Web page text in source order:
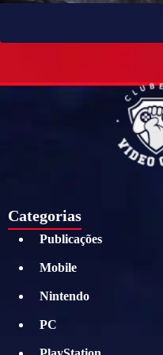
Categorias
Publicações
Mobile
Nintendo
PC